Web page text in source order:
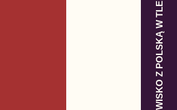
SŁUCHOWISKO Z POLSKĄ W TLE